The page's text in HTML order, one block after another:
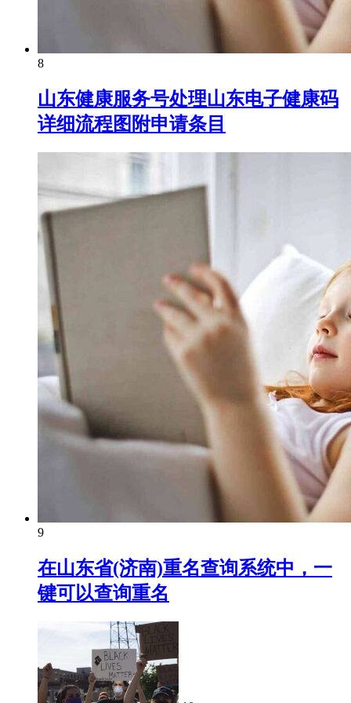
8
山东健康服务号处理山东电子健康码
详细流程图附申请条目
9
在山东省(济南)重名查询系统中，一
键可以查询重名